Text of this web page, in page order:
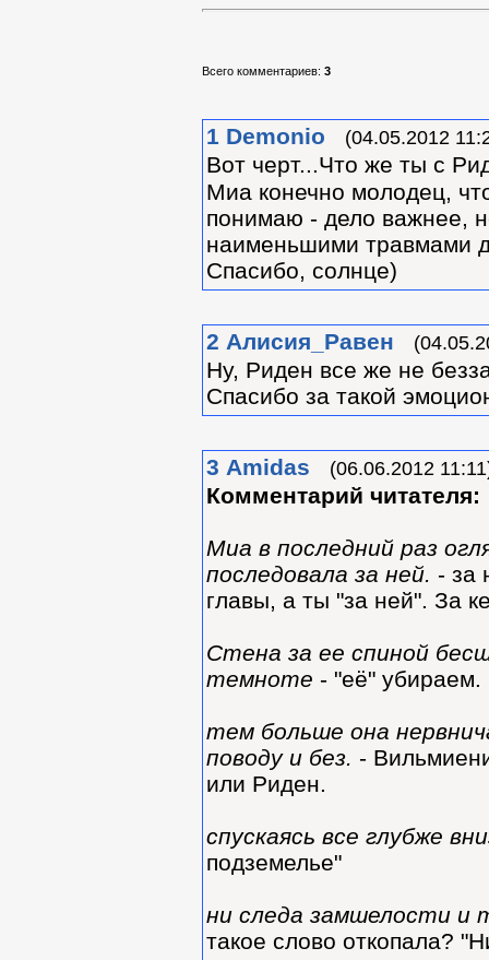
Всего комментариев: 3
1 Demonio (04.05.2012
Вот черт...Что же ты с
Миа конечно молодец,
понимаю - дело важнее,
наименьшими травмами
Спасибо, солнце)
2 Алиcия_Равен
Ну, Риден все же не
Спасибо за такой
3 Amidas (06.06.2012
Комментарий читателя:
Миа в последний раз
последовала за ней. - за
главы, а ты "за ней". За
Стена за ее спиной
темноте - "её" убираем.
тем больше она
поводу и без. -
или Риден.
спускаясь все глубже
подземелье"
ни следа замшелости и
такое слово откопала?